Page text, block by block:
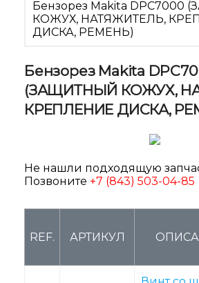
Бензорез Makita DPC7000
КОЖУХ, НАТЯЖИТЕЛЬ,
ДИСКА, РЕМЕНЬ)
Бензорез Makita
(ЗАЩИТНЫЙ КОЖУХ,
КРЕПЛЕНИЕ ДИСКА,
Не нашли подходящую
Позвоните +7 (843) 503-04-85
REF. АРТИКУЛ